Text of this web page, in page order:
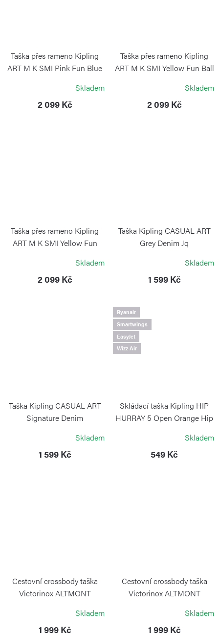
Taška přes rameno Kipling
ART M K SMI Pink Fun Blue
Skladem
2 099 Kč
Taška přes rameno Kipling
ART M K SMI Yellow Fun Ball
Skladem
2 099 Kč
Taška přes rameno Kipling
ART M K SMI Yellow Fun
Skladem
2 099 Kč
Taška Kipling CASUAL ART
Grey Denim Jq
Skladem
1 599 Kč
Taška Kipling CASUAL ART
Signature Denim
Skladem
1 599 Kč
Ryanair
Smartwings
EasyJet
Wizz Air
Skládací taška Kipling HIP
HURRAY 5 Open Orange Hip
Skladem
549 Kč
Cestovní crossbody taška
Victorinox ALTMONT
Skladem
1 999 Kč
Cestovní crossbody taška
Victorinox ALTMONT
Skladem
1 999 Kč